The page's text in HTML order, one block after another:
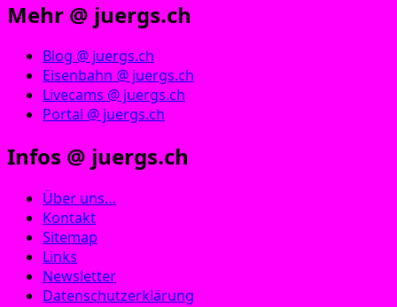
Mehr @ juergs.ch
Blog @ juergs.ch
Eisenbahn @ juergs.ch
Livecams @ juergs.ch
Portal @ juergs.ch
Infos @ juergs.ch
Über uns…
Kontakt
Sitemap
Links
Newsletter
Datenschutzerklärung